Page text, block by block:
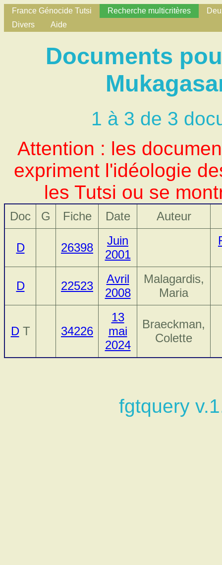
France Génocide Tutsi Recherche multicritères
Divers
Aide
Documents
1 à 3 de 3
Attention : les
expriment l'idéologie
les Tutsi ou se
Doc G Fiche Date Auteur
D 26398
Juin
2001
D 22523
Avril
2008
Malagardis,
Maria
DT 34226
13
mai
2024
Braeckman,
Colette
fgtquery